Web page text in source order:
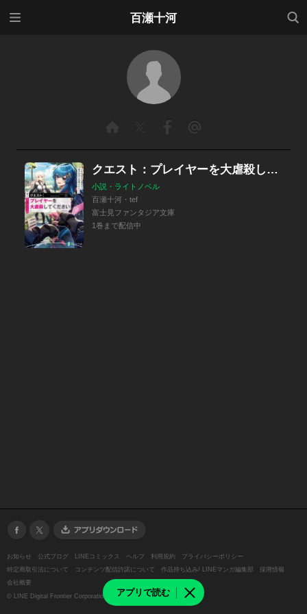
百瀬十河
検索
アプリで読む
クエスト：プレイヤーを大虐殺してください
小説・ライトノベル
百瀬十河・tef
富士見ファンタジア文庫
1巻まで配信中
お知らせ 公式ブログ LINEコミックス ヘルプ 利用規約
プライバシーポリシー
特定商取引法について
コンテンツ配信許諾について 作品持ち込み/ LINEマンガ編集部
採用情報
会社概要
© LINE Digital Frontier Corporation